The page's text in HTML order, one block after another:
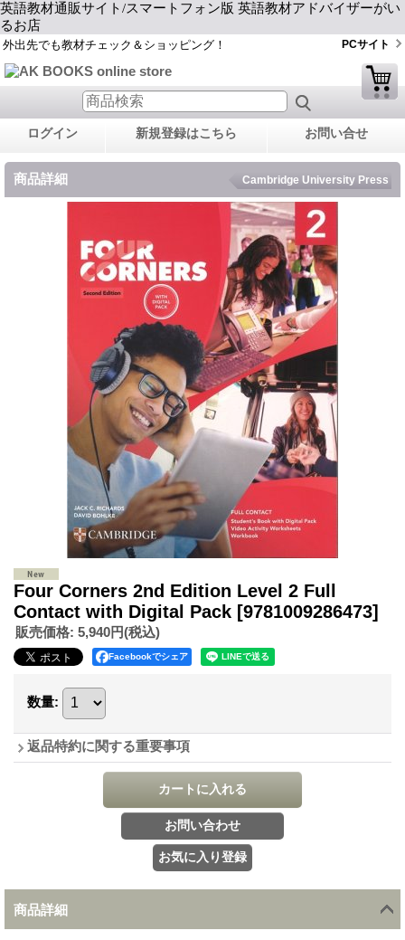
英語教材通販サイト/スマートフォン版 英語教材アドバイザーがい
るお店
外出先でも教材チェック＆ショッピング！ PCサイト
ログイン 新規登録はこちら お問い合せ
商品詳細 Cambridge University Press
Four Corners 2nd Edition Level 2 Full
Contact with Digital Pack [9781009286473]
販売価格: 5,940円(税込)
Facebookでシェア
数量:
返品特約に関する重要事項
商品詳細